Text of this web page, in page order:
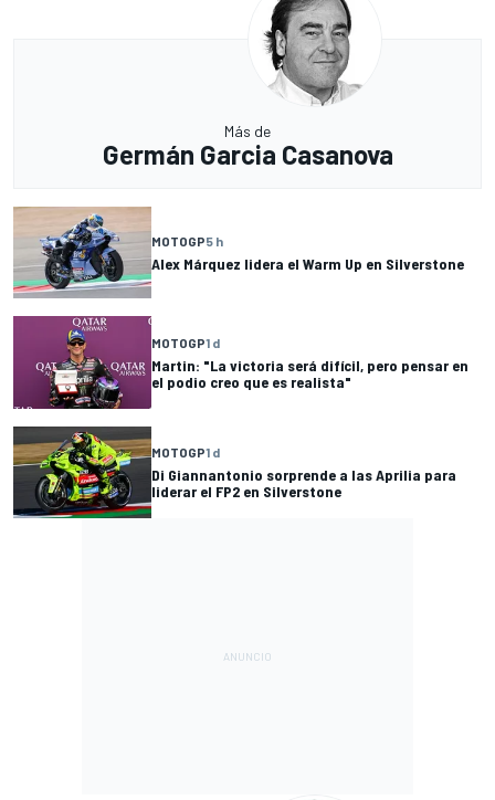
Más de
Germán Garcia Casanova
MOTOGP5 h
Alex Márquez lidera el Warm Up en Silverstone
MOTOGP1 d
Martin: "La victoria será difícil, pero pensar en
el podio creo que es realista"
MOTOGP1 d
Di Giannantonio sorprende a las Aprilia para
liderar el FP2 en Silverstone